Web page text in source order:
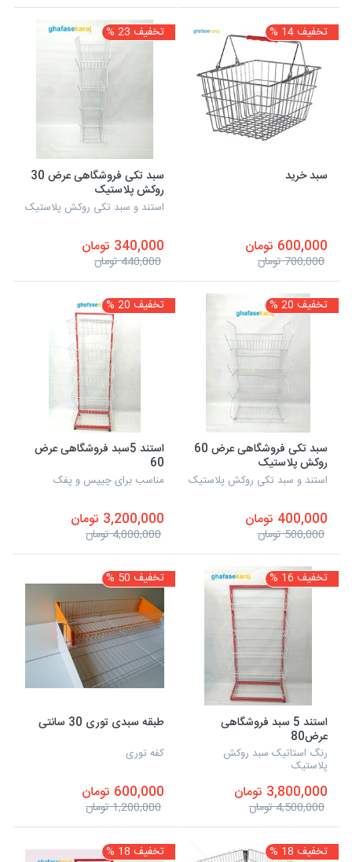
تخفیف 14 %
سبد خرید
600,000 تومان
700,000 تومان
تخفیف 23 %
سبد تکی فروشگاهی عرض 30
روکش پلاستیک
استند و سبد تکی روکش پلاستیک
340,000 تومان
440,000 تومان
تخفیف 20 %
سبد تکی فروشگاهی عرض 60
روکش پلاستیک
استند و سبد تکی روکش پلاستیک
400,000 تومان
500,000 تومان
تخفیف 20 %
استند 5سبد فروشگاهی عرض
60
مناسب برای چیپس و پفک
3,200,000 تومان
4,000,000 تومان
تخفیف 16 %
استند 5 سبد فروشگاهی
عرض80
رنگ استاتیک سبد روکش
پلاستیک
3,800,000 تومان
4,500,000 تومان
تخفیف 50 %
طبقه سبدی توری 30 سانتی
کفه توری
600,000 تومان
1,200,000 تومان
تخفیف 18 % تخفیف 18 %